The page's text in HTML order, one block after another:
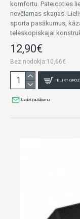
komfortu. Pateicoties
nevēlamas skaņas.
sporta pasākumus,
teleskopiskajai
12,90€
Bez nodokļa:10,66€
IELIKT
Uzdot jautājumu